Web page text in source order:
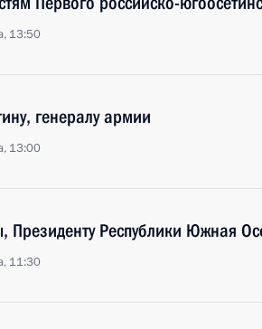
13:50
генералу армии
13:00
Президенту Республики Южная
11:30